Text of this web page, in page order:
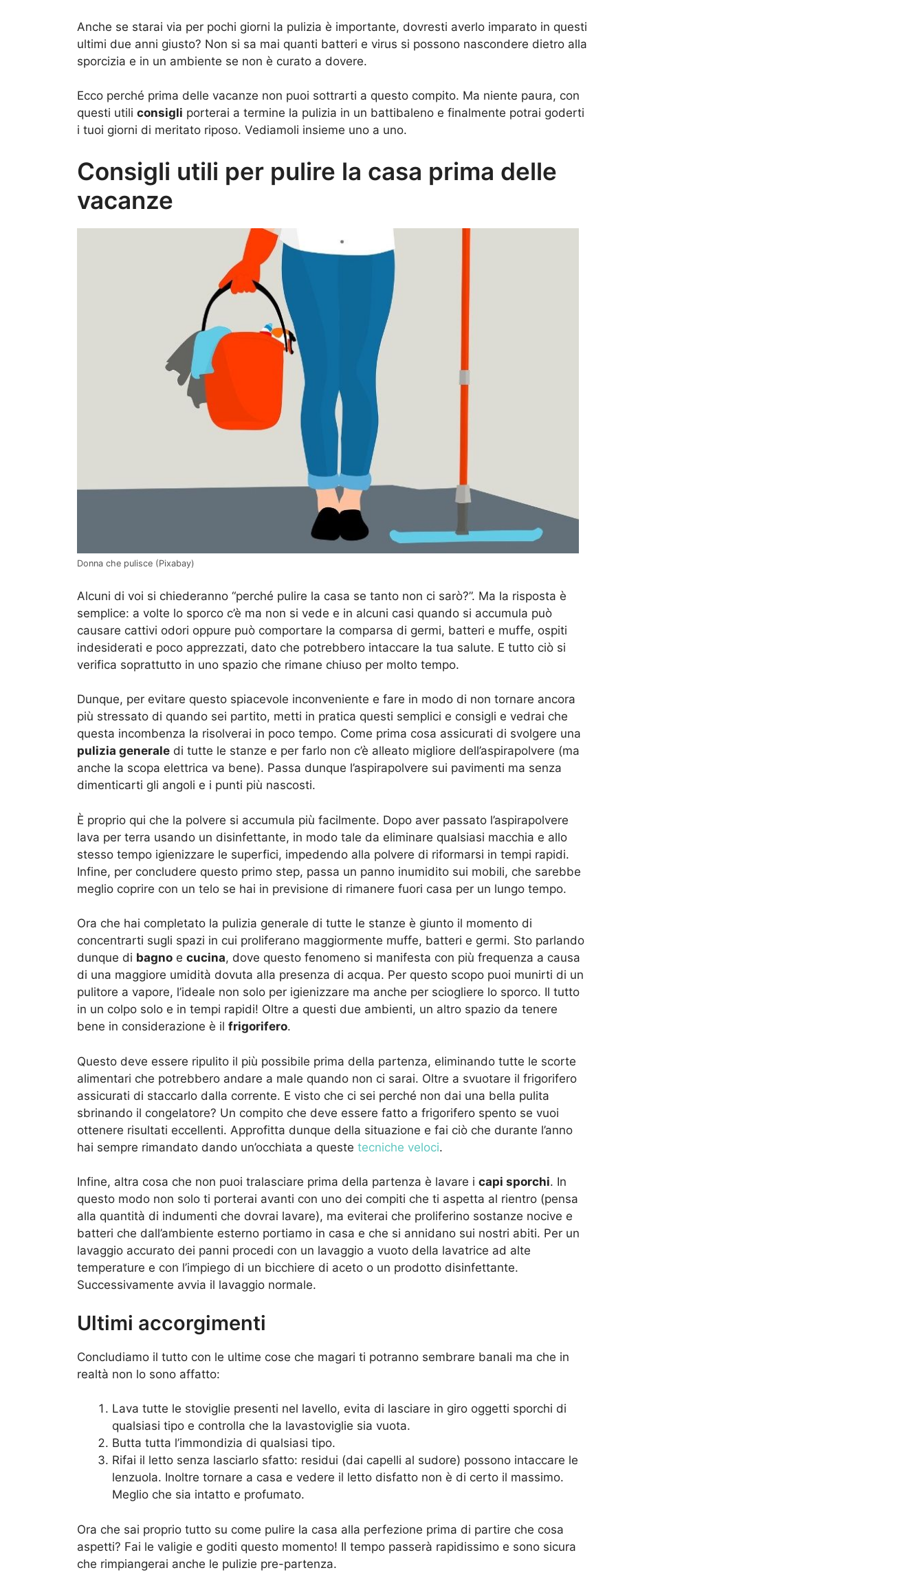
Anche se starai via per pochi giorni la pulizia è importante, dovresti averlo imparato in questi
ultimi due anni giusto? Non si sa mai quanti batteri e virus si possono nascondere dietro alla
sporcizia e in un ambiente se non è curato a dovere.
Ecco perché prima delle vacanze non puoi sottrarti a questo compito. Ma niente paura, con
questi utili consigli porterai a termine la pulizia in un battibaleno e finalmente potrai goderti
i tuoi giorni di meritato riposo. Vediamoli insieme uno a uno.
Consigli utili per pulire la casa prima delle
vacanze
Donna che pulisce (Pixabay)
Alcuni di voi si chiederanno “perché pulire la casa se tanto non ci sarò?”. Ma la risposta è
semplice: a volte lo sporco c’è ma non si vede e in alcuni casi quando si accumula può
causare cattivi odori oppure può comportare la comparsa di germi, batteri e muffe, ospiti
indesiderati e poco apprezzati, dato che potrebbero intaccare la tua salute. E tutto ciò si
verifica soprattutto in uno spazio che rimane chiuso per molto tempo.
Dunque, per evitare questo spiacevole inconveniente e fare in modo di non tornare ancora
più stressato di quando sei partito, metti in pratica questi semplici e consigli e vedrai che
questa incombenza la risolverai in poco tempo. Come prima cosa assicurati di svolgere una
pulizia generale di tutte le stanze e per farlo non c’è alleato migliore dell’aspirapolvere (ma
anche la scopa elettrica va bene). Passa dunque l’aspirapolvere sui pavimenti ma senza
dimenticarti gli angoli e i punti più nascosti.
È proprio qui che la polvere si accumula più facilmente. Dopo aver passato l’aspirapolvere
lava per terra usando un disinfettante, in modo tale da eliminare qualsiasi macchia e allo
stesso tempo igienizzare le superfici, impedendo alla polvere di riformarsi in tempi rapidi.
Infine, per concludere questo primo step, passa un panno inumidito sui mobili, che sarebbe
meglio coprire con un telo se hai in previsione di rimanere fuori casa per un lungo tempo.
Ora che hai completato la pulizia generale di tutte le stanze è giunto il momento di
concentrarti sugli spazi in cui proliferano maggiormente muffe, batteri e germi. Sto parlando
dunque di bagno e cucina, dove questo fenomeno si manifesta con più frequenza a causa
di una maggiore umidità dovuta alla presenza di acqua. Per questo scopo puoi munirti di un
pulitore a vapore, l’ideale non solo per igienizzare ma anche per sciogliere lo sporco. Il tutto
in un colpo solo e in tempi rapidi! Oltre a questi due ambienti, un altro spazio da tenere
bene in considerazione è il frigorifero.
Questo deve essere ripulito il più possibile prima della partenza, eliminando tutte le scorte
alimentari che potrebbero andare a male quando non ci sarai. Oltre a svuotare il frigorifero
assicurati di staccarlo dalla corrente. E visto che ci sei perché non dai una bella pulita
sbrinando il congelatore? Un compito che deve essere fatto a frigorifero spento se vuoi
ottenere risultati eccellenti. Approfitta dunque della situazione e fai ciò che durante l’anno
hai sempre rimandato dando un’occhiata a queste tecniche veloci.
Infine, altra cosa che non puoi tralasciare prima della partenza è lavare i capi sporchi. In
questo modo non solo ti porterai avanti con uno dei compiti che ti aspetta al rientro (pensa
alla quantità di indumenti che dovrai lavare), ma eviterai che proliferino sostanze nocive e
batteri che dall’ambiente esterno portiamo in casa e che si annidano sui nostri abiti. Per un
lavaggio accurato dei panni procedi con un lavaggio a vuoto della lavatrice ad alte
temperature e con l’impiego di un bicchiere di aceto o un prodotto disinfettante.
Successivamente avvia il lavaggio normale.
Ultimi accorgimenti
Concludiamo il tutto con le ultime cose che magari ti potranno sembrare banali ma che in
realtà non lo sono affatto:
Lava tutte le stoviglie presenti nel lavello, evita di lasciare in giro oggetti sporchi di
qualsiasi tipo e controlla che la lavastoviglie sia vuota.
Butta tutta l’immondizia di qualsiasi tipo.
Rifai il letto senza lasciarlo sfatto: residui (dai capelli al sudore) possono intaccare le
lenzuola. Inoltre tornare a casa e vedere il letto disfatto non è di certo il massimo.
Meglio che sia intatto e profumato.
Ora che sai proprio tutto su come pulire la casa alla perfezione prima di partire che cosa
aspetti? Fai le valigie e goditi questo momento! Il tempo passerà rapidissimo e sono sicura
che rimpiangerai anche le pulizie pre-partenza.